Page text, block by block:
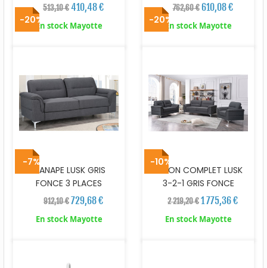
513,10 €410,48 €
En stock Mayotte
762,60 € 610,08 €
En stock Mayotte
-20%
CANAPE LUSK GRIS
FONCE 3 PLACES
912,10 €729,68 €
En stock Mayotte
-20%
SALON COMPLET LUSK
3-2-1 GRIS FONCE
2 219,20 €1 775,36 €
En stock Mayotte
-7% -10%